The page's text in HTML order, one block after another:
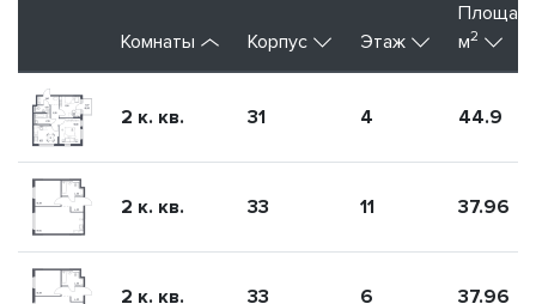
Комнаты Корпус Этаж
м2
2 к. кв. 31 4 44.9
2 к. кв. 33 11 37.96
2 к. кв. 33 6 37.96